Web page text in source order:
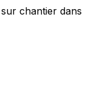
chantier dans